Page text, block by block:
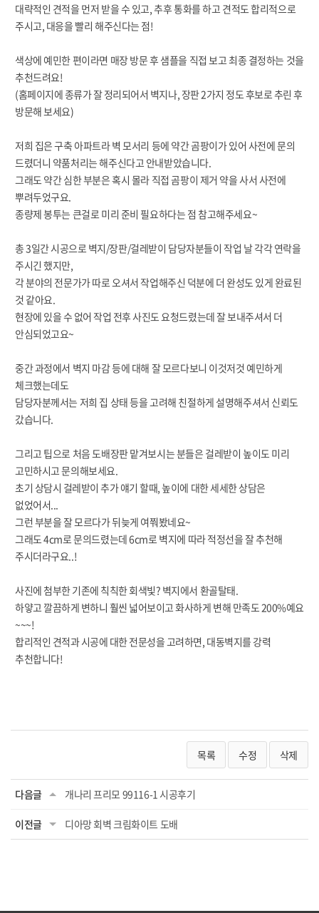
대략적인 견적을 먼저 받을 수 있고, 추후 통화를 하고 견적도 합리적으로
주시고, 대응을 빨리 해주신다는 점!
색상에 예민한 편이라면 매장 방문 후 샘플을 직접 보고 최종 결정하는 것을
추천드려요!
(홈페이지에 종류가 잘 정리되어서 벽지나, 장판 2가지 정도 후보로 추린 후
방문해 보세요)
저희 집은 구축 아파트라 벽 모서리 등에 약간 곰팡이가 있어 사전에 문의
드렸더니 약품처리는 해주신다고 안내받았습니다.
그래도 약간 심한 부분은 혹시 몰라 직접 곰팡이 제거 약을 사서 사전에
뿌려두었구요.
종량제 봉투는 큰걸로 미리 준비 필요하다는 점 참고해주세요~
총 3일간 시공으로 벽지/장판/걸레받이 담당자분들이 작업 날 각각 연락을
주시긴 했지만,
각 분야의 전문가가 따로 오셔서 작업해주신 덕분에 더 완성도 있게 완료된
것 같아요.
현장에 있을 수 없어 작업 전후 사진도 요청드렸는데 잘 보내주셔서 더
안심되었고요~
중간 과정에서 벽지 마감 등에 대해 잘 모르다보니 이것저것 예민하게
체크했는데도
담당자분께서는 저희 집 상태 등을 고려해 친절하게 설명해주셔서 신뢰도
갔습니다.
그리고 팁으로 처음 도배장판 맡겨보시는 분들은 걸레받이 높이도 미리
고민하시고 문의해보세요.
초기 상담시 걸레받이 추가 얘기 할때, 높이에 대한 세세한 상담은
없었어서...
그런 부분을 잘 모르다가 뒤늦게 여쭤봤네요~
그래도 4cm로 문의드렸는데 6cm로 벽지에 따라 적정선을 잘 추천해
주시더라구요..!
사진에 첨부한 기존에 칙칙한 회색빛? 벽지에서 환골탈태.
하얗고 깔끔하게 변하니 훨씬 넓어보이고화사하게 변해 만족도 200%예요
~~~!
합리적인 견적과 시공에 대한 전문성을 고려하면, 대동벽지를 강력
추천합니다!
목록 수정 삭제
다음글 개나리 프리모 99116-1 시공후기
이전글 디아망 회벽 크림화이트 도배